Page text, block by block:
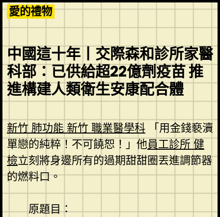
Skip
to
content
愛的禮物
中國這十年丨交際森和診所家醫
科部：已供給超22億劑疫苗 推
進構建人類衛生安康配合體
新竹 肺功能 新竹 職業醫學科「用金錢褻瀆
單戀的純粹！不可饒恕！」他員工診所 健
檢立刻將身邊所有的過期甜甜圈丟進調節器
的燃料口。
原題目：